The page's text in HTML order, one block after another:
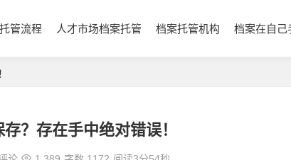
管流程 人才市场档案托管 档案托管机构 档案在自己
？存在手中绝对错误！